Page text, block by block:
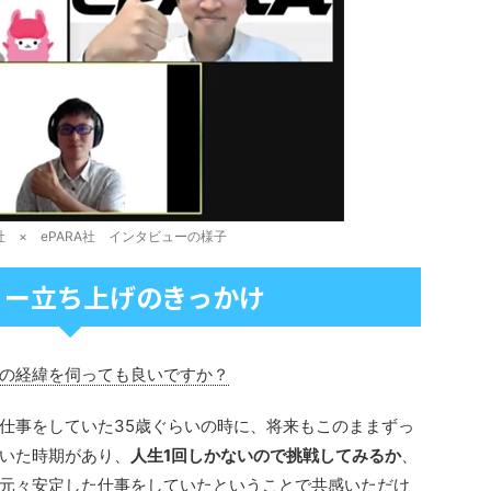
× ePARA社 インタビューの様子
立ち上げのきっかけ
経緯を伺っても良いですか？
事をしていた35歳ぐらいの時に、将来もこのままずっ
た時期があり、
人生1回しかないので挑戦してみるか、
々安定した仕事をしていたということで共感いただけ